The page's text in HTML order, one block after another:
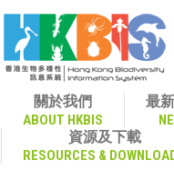
關於我們
ABOUT HKBIS
最
資源及下載
RESOURCES &